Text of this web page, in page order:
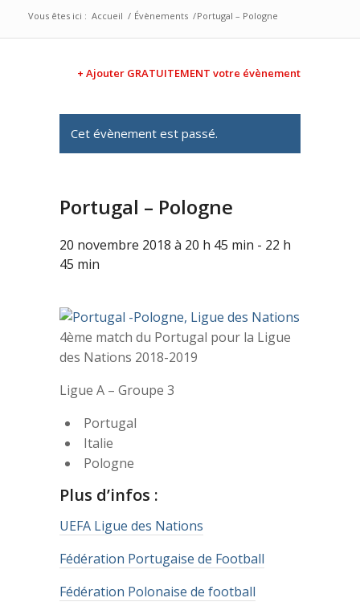
Vous êtes ici : Accueil / Évènements /Portugal – Pologne
+ Ajouter GRATUITEMENT votre évènement
Cet évènement est passé.
Portugal – Pologne
20 novembre 2018 à 20 h 45 min - 22 h
45 min
4ème match du Portugal pour la Ligue
des Nations 2018-2019
Ligue A – Groupe 3
Portugal
Italie
Pologne
Plus d’infos :
UEFA Ligue des Nations
Fédération Portugaise de Football
Fédération Polonaise de football